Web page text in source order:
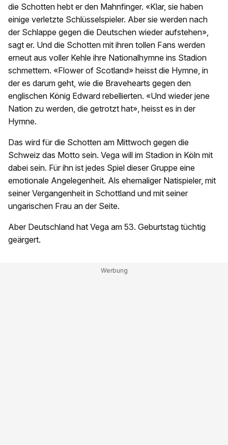
die Schotten hebt er den Mahnfinger. «Klar, sie haben
einige verletzte Schlüsselspieler. Aber sie werden nach
der Schlappe gegen die Deutschen wieder aufstehen»,
sagt er. Und die Schotten mit ihren tollen Fans werden
erneut aus voller Kehle ihre Nationalhymne ins Stadion
schmettern. «Flower of Scotland» heisst die Hymne, in
der es darum geht, wie die Bravehearts gegen den
englischen König Edward rebellierten. «Und wieder jene
Nation zu werden, die getrotzt hat», heisst es in der
Hymne.
Das wird für die Schotten am Mittwoch gegen die
Schweiz das Motto sein. Vega will im Stadion in Köln mit
dabei sein. Für ihn ist jedes Spiel dieser Gruppe eine
emotionale Angelegenheit. Als ehemaliger Natispieler, mit
seiner Vergangenheit in Schottland und mit seiner
ungarischen Frau an der Seite.
Aber Deutschland hat Vega am 53. Geburtstag tüchtig
geärgert.